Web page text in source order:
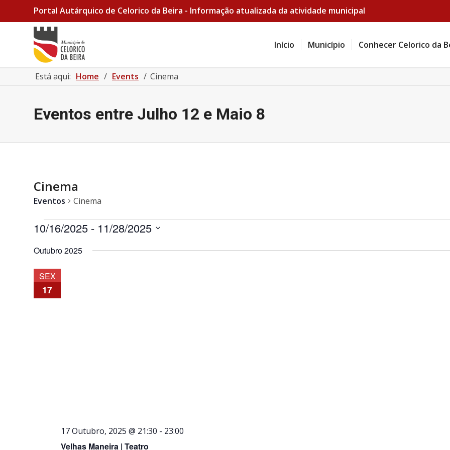
Portal Autárquico de Celorico da Beira - Informação atualizada da atividade municipal
Início Município Conhecer Celorico da
Está aqui: Home / Events / Cinema
Eventos entre Julho 12 e Maio 8
Cinema
Eventos Cinema
Eventos
10/16/2025 - 11/28/2025
a
data.
Outubro 2025
SEX
17
Velhas Maneira | Teatro
17 Outubro, 2025 @ 21:30 - 23:00